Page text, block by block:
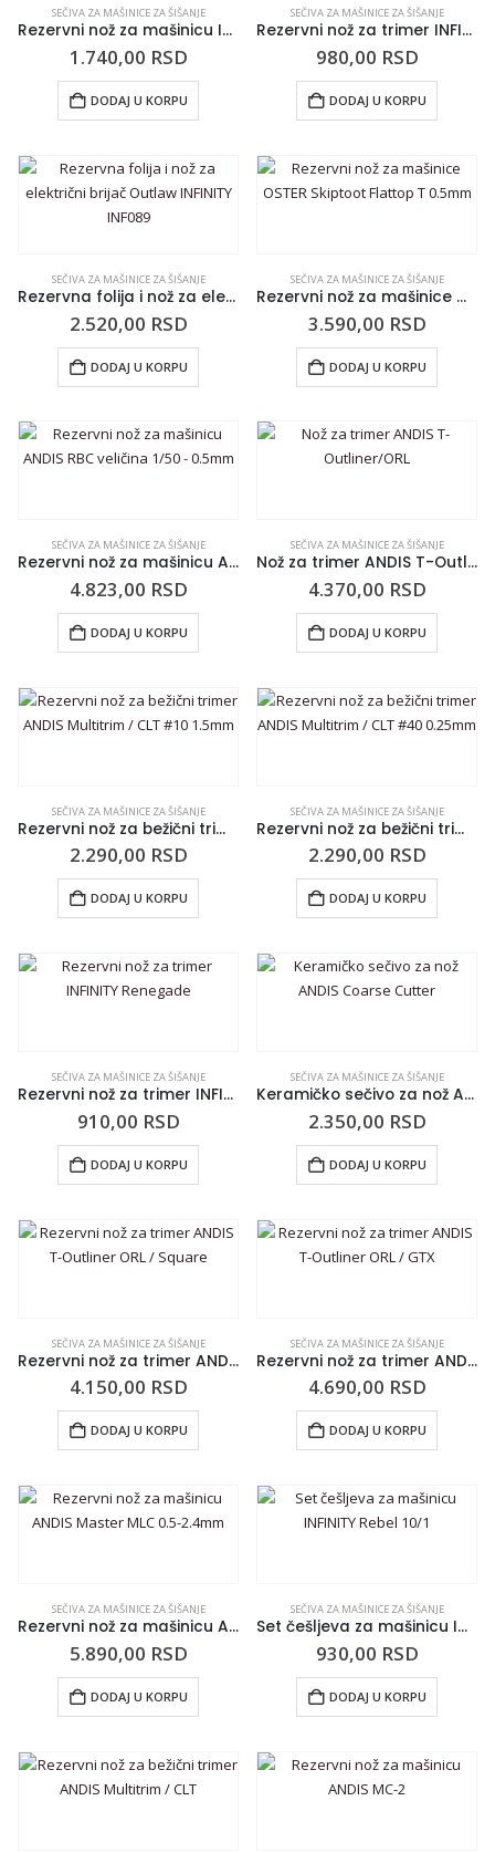
SEČIVA ZA MAŠINICE ZA ŠIŠANJE
Rezervni nož za mašinicu INFINITY Runner
1.740,00 RSD
DODAJ U KORPU
SEČIVA ZA MAŠINICE ZA ŠIŠANJE
Rezervni nož za trimer INFINITY Venom
980,00 RSD
DODAJ U KORPU
SEČIVA ZA MAŠINICE ZA ŠIŠANJE
Rezervna folija i nož za električni brijač Outlaw INFINITY INF089
2.520,00 RSD
DODAJ U KORPU
SEČIVA ZA MAŠINICE ZA ŠIŠANJE
Rezervni nož za mašinice OSTER Skiptoot Flattop T 0.5mm
3.590,00 RSD
DODAJ U KORPU
SEČIVA ZA MAŠINICE ZA ŠIŠANJE
Rezervni nož za mašinicu ANDIS RBC veličina 1/50 – 0.5mm
4.823,00 RSD
DODAJ U KORPU
SEČIVA ZA MAŠINICE ZA ŠIŠANJE
Nož za trimer ANDIS T-Outliner/ORL
4.370,00 RSD
DODAJ U KORPU
SEČIVA ZA MAŠINICE ZA ŠIŠANJE
Rezervni nož za bežični trimer ANDIS Multitrim / CLT #10 1.5mm
2.290,00 RSD
DODAJ U KORPU
SEČIVA ZA MAŠINICE ZA ŠIŠANJE
Rezervni nož za bežični trimer ANDIS Multitrim / CLT #40 0.25mm
2.290,00 RSD
DODAJ U KORPU
SEČIVA ZA MAŠINICE ZA ŠIŠANJE
Rezervni nož za trimer INFINITY Renegade
910,00 RSD
DODAJ U KORPU
SEČIVA ZA MAŠINICE ZA ŠIŠANJE
Keramičko sečivo za nož ANDIS Coarse Cutter
2.350,00 RSD
DODAJ U KORPU
SEČIVA ZA MAŠINICE ZA ŠIŠANJE
Rezervni nož za trimer ANDIS T-Outliner ORL / Square
4.150,00 RSD
DODAJ U KORPU
SEČIVA ZA MAŠINICE ZA ŠIŠANJE
Rezervni nož za trimer ANDIS T-Outliner ORL / GTX
4.690,00 RSD
DODAJ U KORPU
SEČIVA ZA MAŠINICE ZA ŠIŠANJE
Rezervni nož za mašinicu ANDIS Master MLC 0.5-2.4mm
5.890,00 RSD
DODAJ U KORPU
SEČIVA ZA MAŠINICE ZA ŠIŠANJE
Set češljeva za mašinicu INFINITY Rebel 10/1
930,00 RSD
DODAJ U KORPU